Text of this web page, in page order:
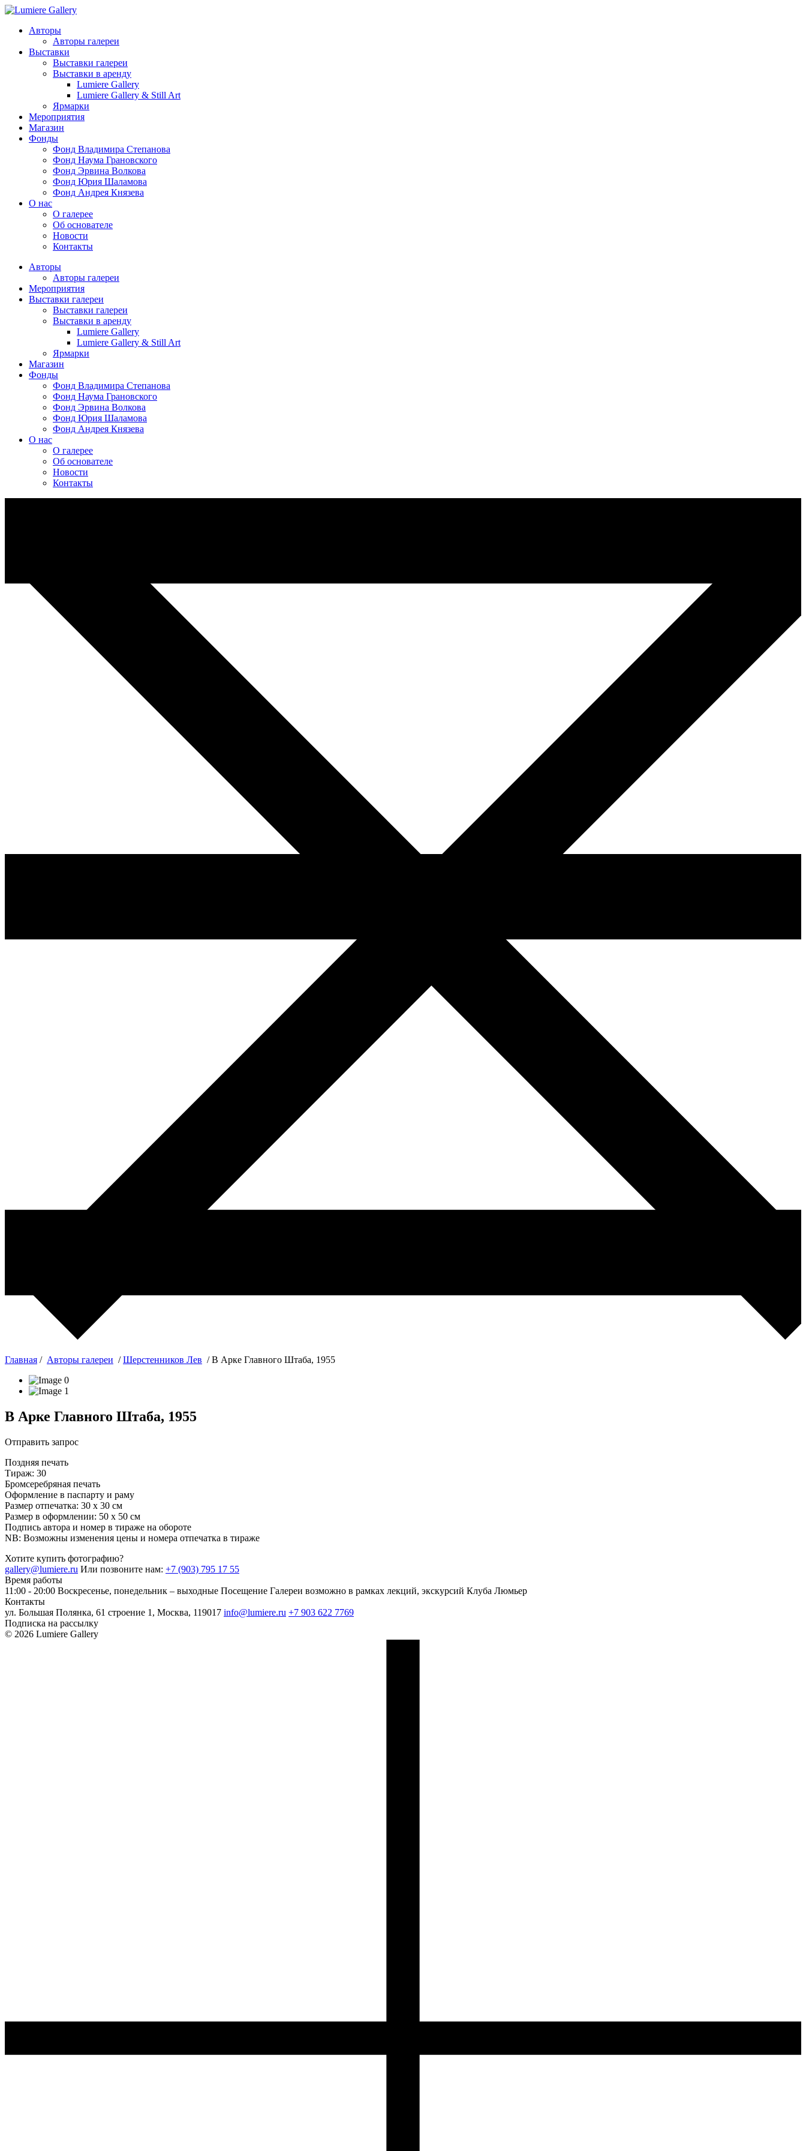
Авторы
Авторы галереи
Выставки
Выставки галереи
Выставки в аренду
Lumiere Gallery
Lumiere Gallery & Still Art
Ярмарки
Мероприятия
Магазин
Фонды
Фонд Владимира Степанова
Фонд Наума Грановского
Фонд Эрвина Волкова
Фонд Юрия Шаламова
Фонд Андрея Князева
О нас
О галерее
Об основателе
Новости
Контакты
Авторы
Авторы галереи
Мероприятия
Выставки галереи
Выставки галереи
Выставки в аренду
Lumiere Gallery
Lumiere Gallery & Still Art
Ярмарки
Магазин
Фонды
Фонд Владимира Степанова
Фонд Наума Грановского
Фонд Эрвина Волкова
Фонд Юрия Шаламова
Фонд Андрея Князева
О нас
О галерее
Об основателе
Новости
Контакты
Главная / Авторы галереи /Шерстенников Лев / В Арке Главного Штаба, 1955
В Арке Главного Штаба, 1955
Отправить запрос
Поздняя печать
Тираж: 30
Бромсеребряная печать
Оформление в паспарту и раму
Размер отпечатка: 30 х 30 см
Размер в оформлении: 50 х 50 см
Подпись автора и номер в тираже на обороте
NB: Возможны изменения цены и номера отпечатка в тираже
Хотите купить фотографию?
gallery@lumiere.ru Или позвоните нам: +7 (903) 795 17 55
Время работы
11:00 - 20:00 Воскресенье, понедельник – выходные Посещение Галереи возможно в рамках лекций, экскурсий Клуба Люмьер
Контакты
ул. Большая Полянка, 61 строение 1, Москва, 119017 info@lumiere.ru +7 903 622 7769
Подписка на рассылку
© 2026 Lumiere Gallery